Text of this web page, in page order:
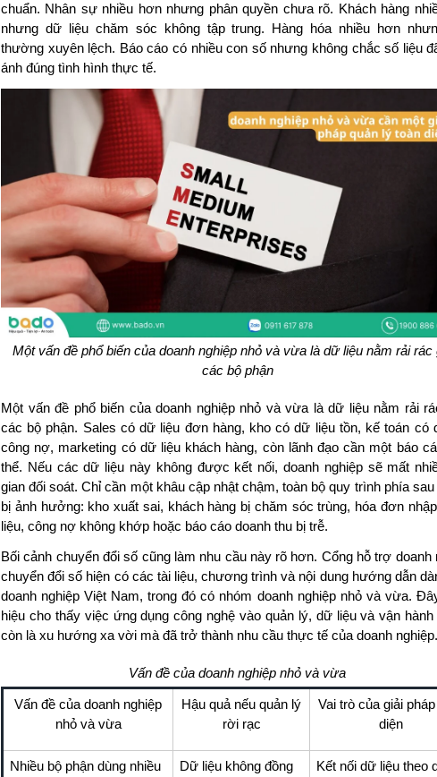
chuẩn. Nhân sự nhiều hơn nhưng phân quyền chưa rõ. Khách hàng
nhưng dữ liệu chăm sóc không tập trung. Hàng hóa nhiều hơn
thường xuyên lệch. Báo cáo có nhiều con số nhưng không chắc số liệu
ánh đúng tình hình thực tế.
Một vấn đề phổ biến của doanh nghiệp nhỏ và vừa là dữ liệu nằm rải rác
các bộ phận
Một vấn đề phổ biến của doanh nghiệp nhỏ và vừa là dữ liệu nằm rải
các bộ phận. Sales có dữ liệu đơn hàng, kho có dữ liệu tồn, kế toán có
công nợ, marketing có dữ liệu khách hàng, còn lãnh đạo cần một báo
thể. Nếu các dữ liệu này không được kết nối, doanh nghiệp sẽ mất
gian đối soát. Chỉ cần một khâu cập nhật chậm, toàn bộ quy trình phía
bị ảnh hưởng: kho xuất sai, khách hàng bị chăm sóc trùng, hóa đơn
liệu, công nợ không khớp hoặc báo cáo doanh thu bị trễ.
Bối cảnh chuyển đổi số cũng làm nhu cầu này rõ hơn. Cổng hỗ trợ doanh
chuyển đổi số hiện có các tài liệu, chương trình và nội dung hướng dẫn
doanh nghiệp Việt Nam, trong đó có nhóm doanh nghiệp nhỏ và vừa.
hiệu cho thấy việc ứng dụng công nghệ vào quản lý, dữ liệu và vận hành
còn là xu hướng xa vời mà đã trở thành nhu cầu thực tế của doanh nghiệp.
Vấn đề của doanh nghiệp nhỏ và vừa
Vấn đề của doanh nghiệp
nhỏ và vừa
Hậu quả nếu quản lý
rời rạc
Vai trò của giải
diện
Nhiều bộ phận dùng nhiều
Dữ liệu không đồng
Kết nối dữ liệu theo